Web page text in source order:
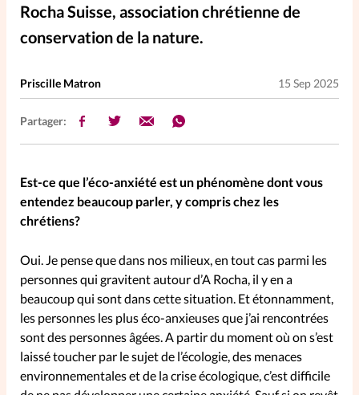
PersonnElles
Shopping Spi
SpirituElles
Vive la famille
SpirituElles devient Relations
Aujourd’hui!
Faire un don
Rocha Suisse, association chrétienne de
conservation de la nature.
Priscille Matron 15 Sep 2025
Partager:
Est-ce que l’éco-anxiété est un phénomène dont vous
entendez beaucoup parler, y compris chez les
chrétiens?
Oui. Je pense que dans nos milieux, en tout cas parmi les
personnes qui gravitent autour d’A Rocha, il y en a
beaucoup qui sont dans cette situation. Et étonnamment,
les personnes les plus éco-anxieuses que j’ai rencontrées
sont des personnes âgées. A partir du moment où on s’est
laissé toucher par le sujet de l’écologie, des menaces
environnementales et de la crise écologique, c’est difficile